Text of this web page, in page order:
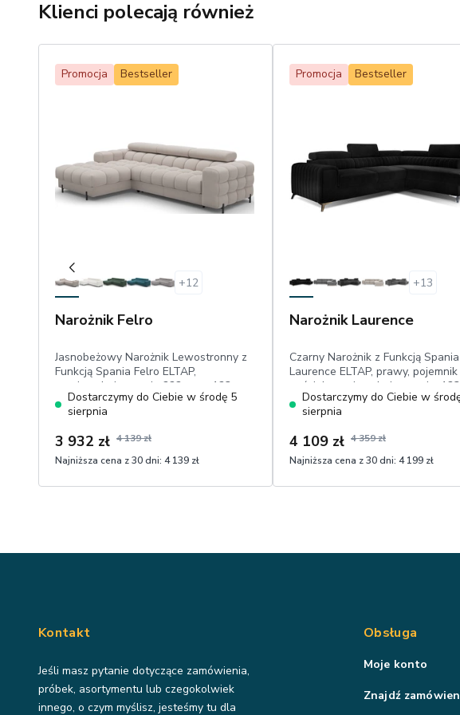
Klienci polecają również
Promocja Bestseller
+12
Narożnik Felro
Jasnobeżowy Narożnik Lewostronny z
Funkcją Spania Felro ELTAP,
powierzchnia spania 222 cm × 123 cm,
pojemnik na pościel, ruchome
zagłówki, wysokie nóżki, przyjemny w
Dostarczymy do Ciebie w środę 5
sierpnia
3 932 zł 4 139 zł
Najniższa cena z 30 dni: 4 139 zł
Promocja Bestseller
+13
Narożnik Laurence
Czarny Narożnik z Funkcją Spania
Laurence ELTAP, prawy,
pościel, powierzchnia spania: 123
193 cm, niecieniujący welwet
Dostarczymy do Ciebie w
sierpnia
4 109 zł 4 359 zł
Najniższa cena z 30 dni: 4 199 zł
Kontakt
Jeśli masz pytanie dotyczące zamówienia,
próbek, asortymentu lub czegokolwiek
innego, o czym myślisz, jesteśmy tu dla
Obsługa
Moje konto
Znajdź